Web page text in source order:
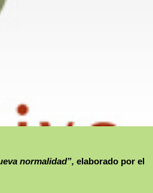
normalidad”, elaborado por el